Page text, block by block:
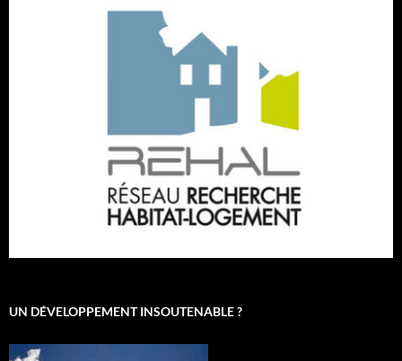
UN DÉVELOPPEMENT INSOUTENABLE ?